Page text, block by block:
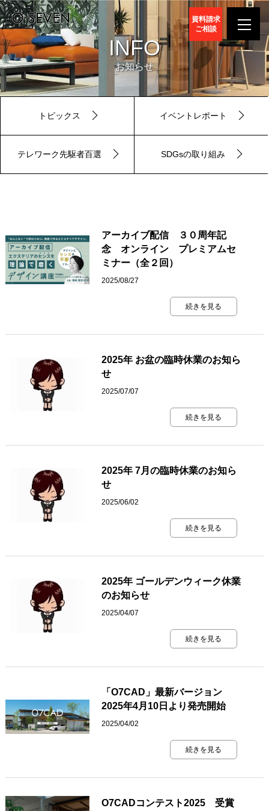
資料請求
ご相談
INFO
お知らせ
トピックス イベントレポート
テレワーク先駆者百選 SDGsの取り組み
アーカイブ配信 ３０周年記
念 オンライン プレミアムセ
ミナー（全２回）
2025/08/27
続きを見る
2025年 お盆の臨時休業のお知ら
せ
2025/07/07
続きを見る
2025年 7月の臨時休業のお知ら
せ
2025/06/02
続きを見る
2025年 ゴールデンウィーク休業
のお知らせ
2025/04/07
続きを見る
「O7CAD」最新バージョン
2025年4月10日より発売開始
2025/04/02
続きを見る
O7CADコンテスト2025 受賞